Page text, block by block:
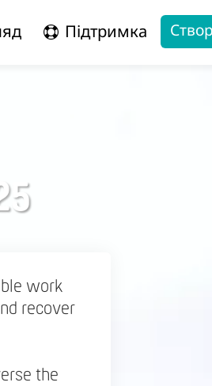
Підтримка
work
recover
the